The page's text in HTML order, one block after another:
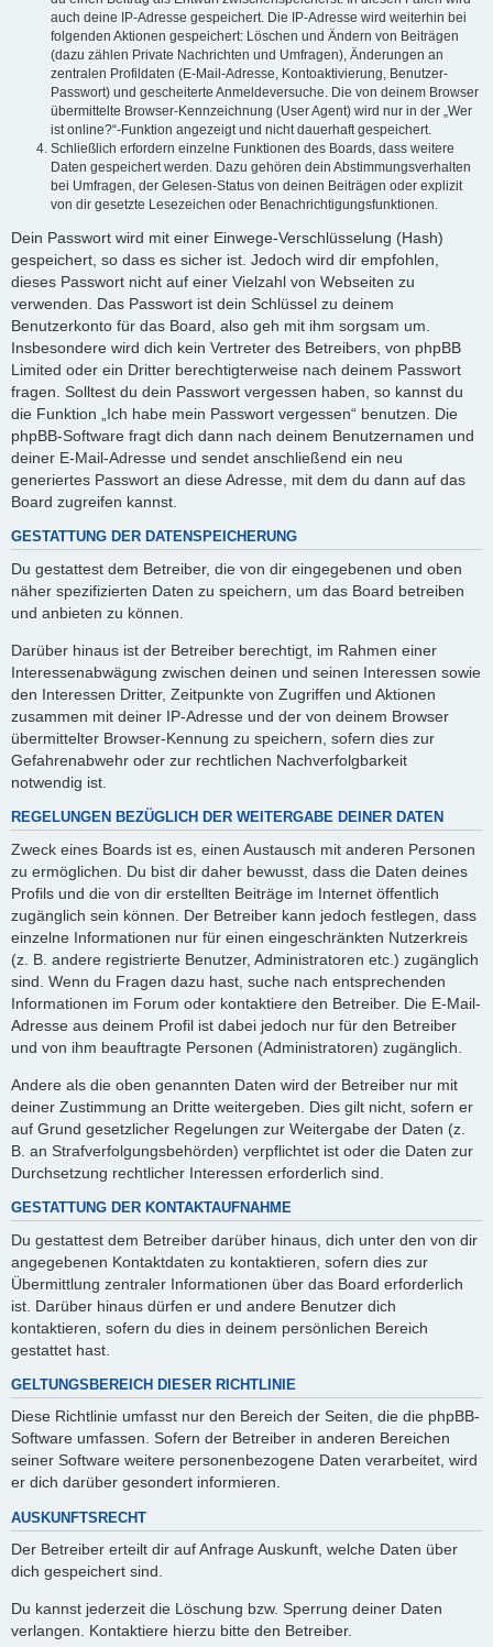
auch deine IP-Adresse gespeichert. Die IP-Adresse wird weiterhin bei
folgenden Aktionen gespeichert: Löschen und Ändern von Beiträgen
(dazu zählen Private Nachrichten und Umfragen), Änderungen an
zentralen Profildaten (E-Mail-Adresse, Kontoaktivierung, Benutzer-
Passwort) und gescheiterte Anmeldeversuche. Die von deinem Browser
übermittelte Browser-Kennzeichnung (User Agent) wird nur in der „Wer
ist online?“-Funktion angezeigt und nicht dauerhaft gespeichert.
Schließlich erfordern einzelne Funktionen des Boards, dass weitere
Daten gespeichert werden. Dazu gehören dein Abstimmungsverhalten
bei Umfragen, der Gelesen-Status von deinen Beiträgen oder explizit
von dir gesetzte Lesezeichen oder Benachrichtigungsfunktionen.
Dein Passwort wird mit einer Einwege-Verschlüsselung (Hash)
gespeichert, so dass es sicher ist. Jedoch wird dir empfohlen,
dieses Passwort nicht auf einer Vielzahl von Webseiten zu
verwenden. Das Passwort ist dein Schlüssel zu deinem
Benutzerkonto für das Board, also geh mit ihm sorgsam um.
Insbesondere wird dich kein Vertreter des Betreibers, von phpBB
Limited oder ein Dritter berechtigterweise nach deinem Passwort
fragen. Solltest du dein Passwort vergessen haben, so kannst du
die Funktion „Ich habe mein Passwort vergessen“ benutzen. Die
phpBB-Software fragt dich dann nach deinem Benutzernamen und
deiner E-Mail-Adresse und sendet anschließend ein neu
generiertes Passwort an diese Adresse, mit dem du dann auf das
Board zugreifen kannst.
GESTATTUNG DER DATENSPEICHERUNG
Du gestattest dem Betreiber, die von dir eingegebenen und oben
näher spezifizierten Daten zu speichern, um das Board betreiben
und anbieten zu können.
Darüber hinaus ist der Betreiber berechtigt, im Rahmen einer
Interessenabwägung zwischen deinen und seinen Interessen sowie
den Interessen Dritter, Zeitpunkte von Zugriffen und Aktionen
zusammen mit deiner IP-Adresse und der von deinem Browser
übermittelter Browser-Kennung zu speichern, sofern dies zur
Gefahrenabwehr oder zur rechtlichen Nachverfolgbarkeit
notwendig ist.
REGELUNGEN BEZÜGLICH DER WEITERGABE DEINER DATEN
Zweck eines Boards ist es, einen Austausch mit anderen Personen
zu ermöglichen. Du bist dir daher bewusst, dass die Daten deines
Profils und die von dir erstellten Beiträge im Internet öffentlich
zugänglich sein können. Der Betreiber kann jedoch festlegen, dass
einzelne Informationen nur für einen eingeschränkten Nutzerkreis
(z. B. andere registrierte Benutzer, Administratoren etc.) zugänglich
sind. Wenn du Fragen dazu hast, suche nach entsprechenden
Informationen im Forum oder kontaktiere den Betreiber. Die E-Mail-
Adresse aus deinem Profil ist dabei jedoch nur für den Betreiber
und von ihm beauftragte Personen (Administratoren) zugänglich.
Andere als die oben genannten Daten wird der Betreiber nur mit
deiner Zustimmung an Dritte weitergeben. Dies gilt nicht, sofern er
auf Grund gesetzlicher Regelungen zur Weitergabe der Daten (z.
B. an Strafverfolgungsbehörden) verpflichtet ist oder die Daten zur
Durchsetzung rechtlicher Interessen erforderlich sind.
GESTATTUNG DER KONTAKTAUFNAHME
Du gestattest dem Betreiber darüber hinaus, dich unter den von dir
angegebenen Kontaktdaten zu kontaktieren, sofern dies zur
Übermittlung zentraler Informationen über das Board erforderlich
ist. Darüber hinaus dürfen er und andere Benutzer dich
kontaktieren, sofern du dies in deinem persönlichen Bereich
gestattet hast.
GELTUNGSBEREICH DIESER RICHTLINIE
Diese Richtlinie umfasst nur den Bereich der Seiten, die die phpBB-
Software umfassen. Sofern der Betreiber in anderen Bereichen
seiner Software weitere personenbezogene Daten verarbeitet, wird
er dich darüber gesondert informieren.
AUSKUNFTSRECHT
Der Betreiber erteilt dir auf Anfrage Auskunft, welche Daten über
dich gespeichert sind.
Du kannst jederzeit die Löschung bzw. Sperrung deiner Daten
verlangen. Kontaktiere hierzu bitte den Betreiber.